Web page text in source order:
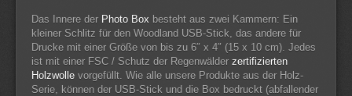
Das Innere der Photo Box besteht aus zwei Kammern: Ein
kleiner Schlitz für den Woodland USB-Stick, das andere für
Drucke mit einer Größe von bis zu 6″ x 4″ (15 x 10 cm). Jedes
ist mit einer FSC / Schutz der Regenwälder zertifizierten
Holzwolle vorgefüllt. Wie alle unsere Produkte aus der Holz-
Serie, können der USB-Stick und die Box bedruckt (abfallender